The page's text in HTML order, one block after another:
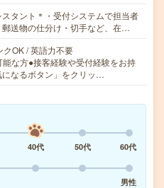
タント＊・受付システムで担当者
送物の仕分け・切手など、在…
クOK / 英語力不要
な方●接客経験や受付経験をお持
になるボタン」をクリッ…
40代 50代
60代
男性